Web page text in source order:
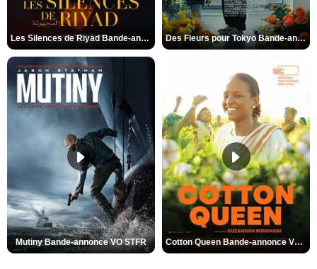
Les Silences de Riyad Bande-annonce VO STFR Des Fleurs pour Tokyo Bande-annonce VO STFR
Mutiny Bande-annonce VO STFR Cotton Queen Bande-annonce VO STFR